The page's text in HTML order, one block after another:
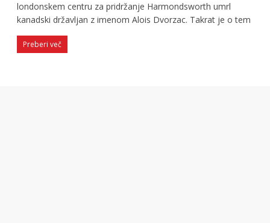
londonskem centru za pridržanje Harmondsworth umrl
kanadski državljan z imenom Alois Dvorzac. Takrat je o tem
Preberi več